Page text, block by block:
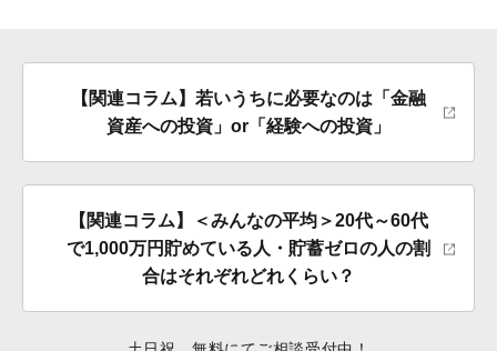
【関連コラム】若いうちに必要なのは「金融
資産への投資」or「経験への投資」
【関連コラム】＜みんなの平均＞20代～60代
で1,000万円貯めている人・貯蓄ゼロの人の割
合はそれぞれどれくらい？